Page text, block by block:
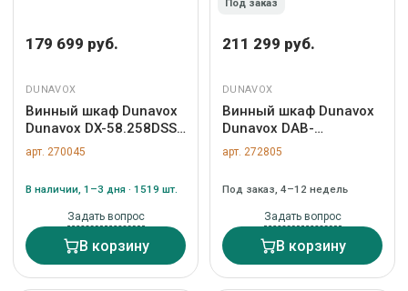
179 699 руб.
DUNAVOX
Винный шкаф Dunavox
Dunavox DX-58.258DSS
арт. ZN-270045
арт. 270045
В наличии, 1–3 дня · 1519 шт.
Задать вопрос
В корзину
Под заказ
211 299 руб.
DUNAVOX
Винный шкаф Dunavox
Dunavox DAB-
26.69DB.TO арт. ZN-
272805
арт. 272805
Под заказ, 4–12 недель
Задать вопрос
В корзину